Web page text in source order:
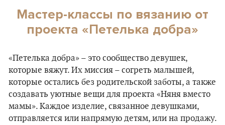
Мастер-классы по вязанию от
проекта «Петелька добра»
«Петелька добра» – это сообщество девушек,
которые вяжут. Их миссия – согреть малышей,
которые остались без родительской заботы, а также
создавать уютные вещи для проекта «Няня вместо
мамы». Каждое изделие, связанное девушками,
отправляется или напрямую детям, или на продажу.